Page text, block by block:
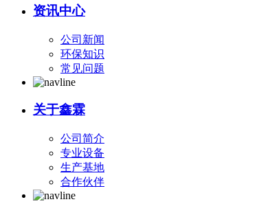
资讯中心
公司新闻
环保知识
常见问题
关于鑫霖
公司简介
专业设备
生产基地
合作伙伴